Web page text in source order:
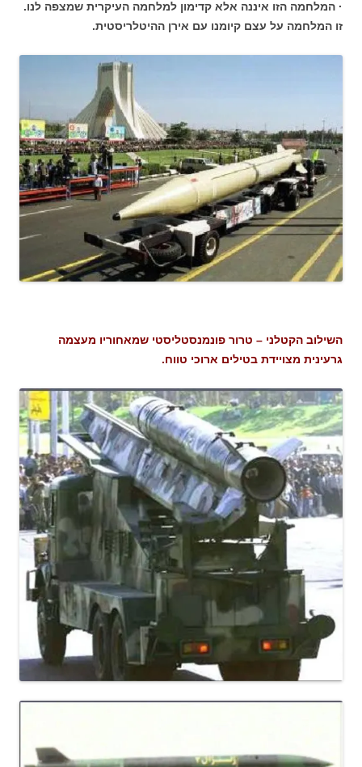
· המלחמה הזו איננה אלא קדימון למלחמה העיקרית שמצפה לנו.
זו המלחמה על עצם קיומנו עם אירן ההיטלריסטית.
השילוב הקטלני – טרור פונמנסטליסטי שמאחוריו מעצמה
גרעינית מצויידת בטילים ארוכי טווח.